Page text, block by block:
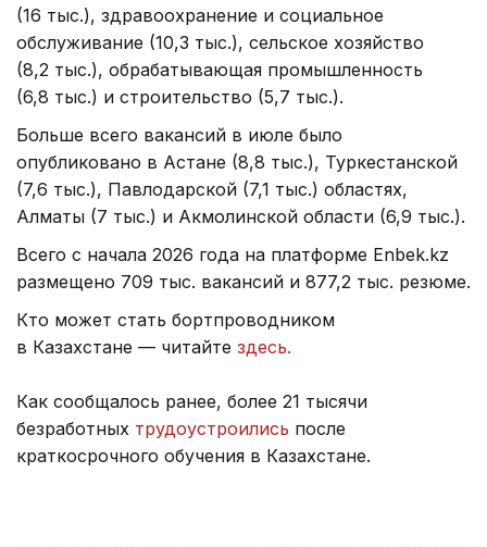
(16 тыс.), здравоохранение и социальное
обслуживание (10,3 тыс.), сельское хозяйство
(8,2 тыс.), обрабатывающая промышленность
(6,8 тыс.) и строительство (5,7 тыс.).
Больше всего вакансий в июле было
опубликовано в Астане (8,8 тыс.), Туркестанской
(7,6 тыс.), Павлодарской (7,1 тыс.) областях,
Алматы (7 тыс.) и Акмолинской области (6,9 тыс.).
Всего с начала 2026 года на платформе Enbek.kz
размещено 709 тыс. вакансий и 877,2 тыс. резюме.
Кто может стать бортпроводником
в Казахстане — читайте здесь.
Как сообщалось ранее, более 21 тысячи
безработных трудоустроились после
краткосрочного обучения в Казахстане.